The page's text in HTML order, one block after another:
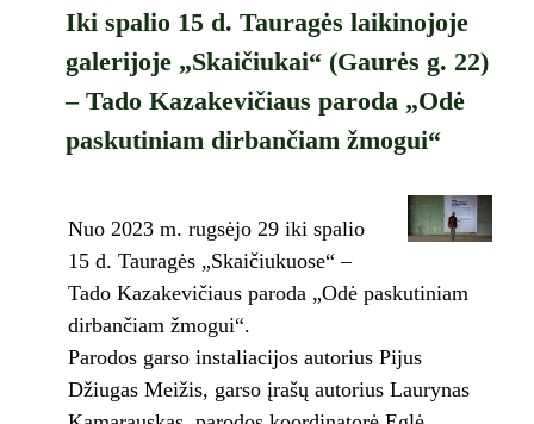
Iki spalio 15 d. Tauragės laikinojoje
galerijoje „Skaičiukai“ (Gaurės g. 22)
– Tado Kazakevičiaus paroda „Odė
paskutiniam dirbančiam žmogui“
Nuo 2023 m. rugsėjo 29 iki spalio
15 d. Tauragės „Skaičiukuose“ –
Tado Kazakevičiaus paroda „Odė paskutiniam
dirbančiam žmogui“.
Parodos garso instaliacijos autorius Pijus
Džiugas Meižis, garso įrašų autorius Laurynas